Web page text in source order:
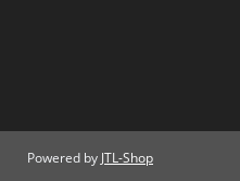
Powered by JTL-Shop